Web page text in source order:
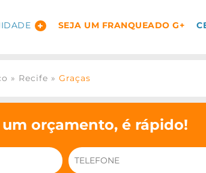
SEJA UM FRANQUEADO G+
» Recife » Graças
orçamento, é rápido!